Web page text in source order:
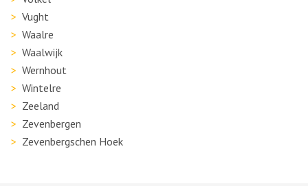
Vught
Waalre
Waalwijk
Wernhout
Wintelre
Zeeland
Zevenbergen
Zevenbergschen Hoek